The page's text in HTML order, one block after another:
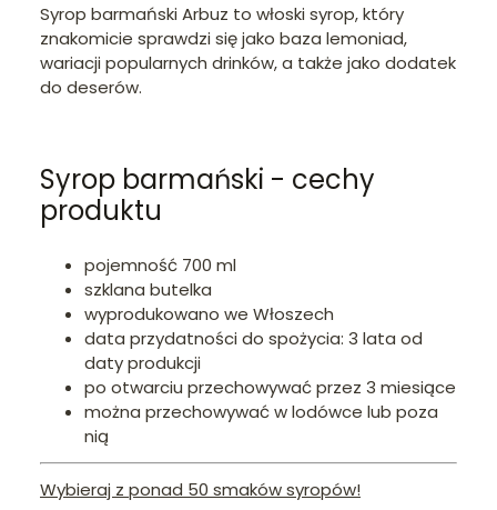
Syrop barmański Arbuz to włoski syrop, który
znakomicie sprawdzi się jako baza lemoniad,
wariacji popularnych drinków, a także jako dodatek
do deserów.
Syrop barmański - cechy
produktu
pojemność 700 ml
szklana butelka
wyprodukowano we Włoszech
data przydatności do spożycia: 3 lata od
daty produkcji
po otwarciu przechowywać przez 3 miesiące
można przechowywać w lodówce lub poza
nią
Wybieraj z ponad 50 smaków syropów!